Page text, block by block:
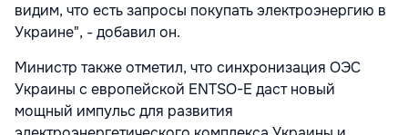
видим, что есть запросы покупать электроэнергию в
Украине", - добавил он.
Министр также отметил, что синхронизация ОЭС
Украины с европейской ENTSO-E даст новый
мощный импульс для развития